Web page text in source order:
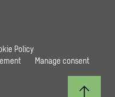
Policy
Manage consent